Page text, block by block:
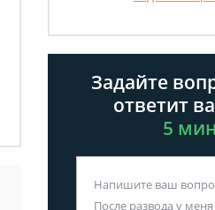
Задайте
ответит
5